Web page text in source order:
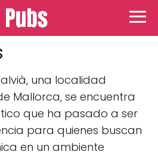
una localidad
Mallorca, se encuentra
que ha pasado a ser
para quienes buscan
en un ambiente